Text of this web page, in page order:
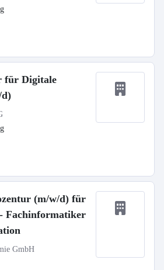
für Digitale
d)
(m/w/d) für
Fachinformatiker
GmbH